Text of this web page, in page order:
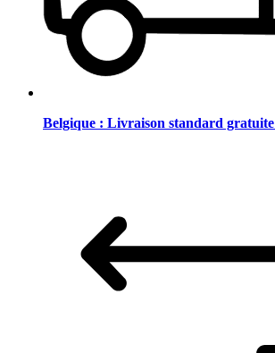
Belgique : Livraison standard gratuite